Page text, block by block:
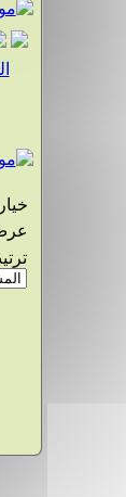
عرض